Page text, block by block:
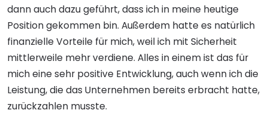
dann auch dazu geführt, dass ich in meine heutige
Position gekommen bin. Außerdem hatte es natürlich
finanzielle Vorteile für mich, weil ich mit Sicherheit
mittlerweile mehr verdiene. Alles in einem ist das für
mich eine sehr positive Entwicklung, auch wenn ich die
Leistung, die das Unternehmen bereits erbracht hatte,
zurückzahlen musste.